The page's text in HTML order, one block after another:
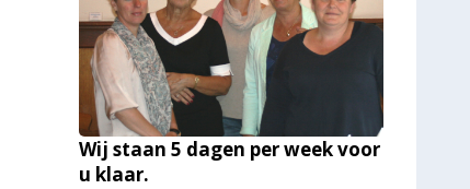
Wij staan 5 dagen per week voor
u klaar.